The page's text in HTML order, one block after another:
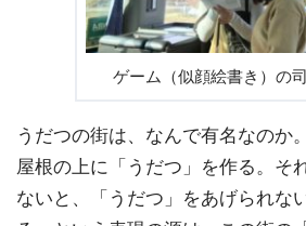
ゲーム（似顔絵書き）の
うだつの街は、なんで有名なのか
屋根の上に「うだつ」を作る。そ
ないと、「うだつ」をあげられな